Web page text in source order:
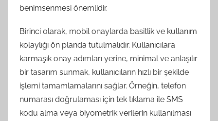
benimsenmesi önemlidir.
Birinci olarak, mobil onaylarda basitlik ve kullanım
kolaylığı ön planda tutulmalıdır. Kullanıcılara
karmaşık onay adımları yerine, minimal ve anlaşılır
bir tasarım sunmak, kullanıcıların hızlı bir şekilde
işlemi tamamlamalarını sağlar. Örneğin, telefon
numarası doğrulaması için tek tıklama ile SMS
kodu alma veya biyometrik verilerin kullanılması